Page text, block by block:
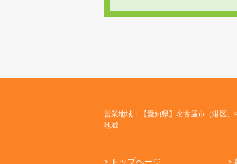
営業地域：【愛知県】名古屋市（港区
地域
> トップページ >